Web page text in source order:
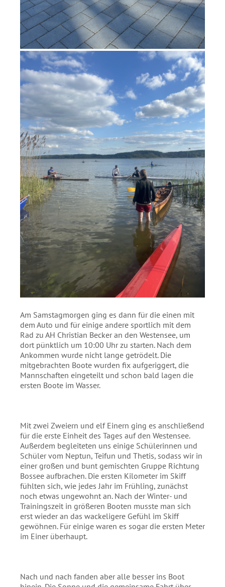
Am Samstagmorgen ging es dann für die einen mit
dem Auto und für einige andere sportlich mit dem
Rad zu AH Christian Becker an den Westensee, um
dort pünktlich um 10:00 Uhr zu starten. Nach dem
Ankommen wurde nicht lange getrödelt. Die
mitgebrachten Boote wurden fix aufgeriggert, die
Mannschaften eingeteilt und schon bald lagen die
ersten Boote im Wasser.
Mit zwei Zweiern und elf Einern ging es anschließend
für die erste Einheit des Tages auf den Westensee.
Außerdem begleiteten uns einige Schülerinnen und
Schüler vom Neptun, Teifun und Thetis, sodass wir in
einer großen und bunt gemischten Gruppe Richtung
Bossee aufbrachen. Die ersten Kilometer im Skiff
fühlten sich, wie jedes Jahr im Frühling, zunächst
noch etwas ungewohnt an. Nach der Winter- und
Trainingszeit in größeren Booten musste man sich
erst wieder an das wackeligere Gefühl im Skiff
gewöhnen. Für einige waren es sogar die ersten Meter
im Einer überhaupt.
Nach und nach fanden aber alle besser ins Boot